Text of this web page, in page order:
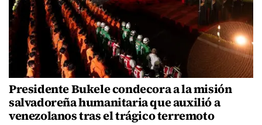
Presidente Bukele condecora a la misión
salvadoreña humanitaria que auxilió a
venezolanos tras el trágico terremoto